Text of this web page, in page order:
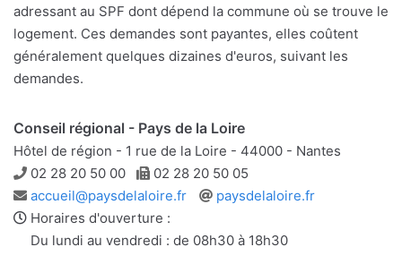
adressant au SPF dont dépend la commune où se trouve le
logement. Ces demandes sont payantes, elles coûtent
généralement quelques dizaines d'euros, suivant les
demandes.
Conseil régional - Pays de la Loire
Hôtel de région - 1 rue de la Loire - 44000 - Nantes
Téléphone
02 28 20 50 00 Télécopie
02 28 20 50 05
Adresse
e-
mail
accueil@paysdelaloire.fr
Site
paysdelaloire.fr
Horaires d'ouverture :
Du lundi au vendredi : de 08h30 à 18h30